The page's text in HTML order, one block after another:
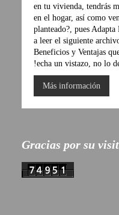
en tu vivienda, tendrás
en el hogar, así como
planteado?, pues
a leer el siguiente
Beneficios y Ventajas
!echa un vistazo, no lo
Más información
Gracias por su